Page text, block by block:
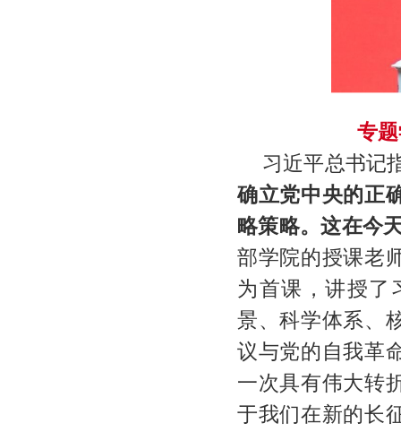
专
习近平总书记
确立党中央的正
略策略。这在今
部学院的授课老
为首课，讲授了
景、科学体系、
议与党的自我革
一次具有伟大转
于我们在新的长